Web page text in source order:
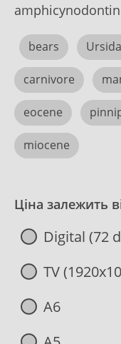
bears
carnivore
eocene
miocene
Ціна залежить
Digital (72
TV
A6